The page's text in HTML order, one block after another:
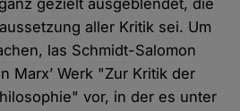
gezielt ausgeblendet, die
aller Kritik sei. Um
las Schmidt-Salomon
Marx’ Werk "Zur Kritik der
vor, in der es unter